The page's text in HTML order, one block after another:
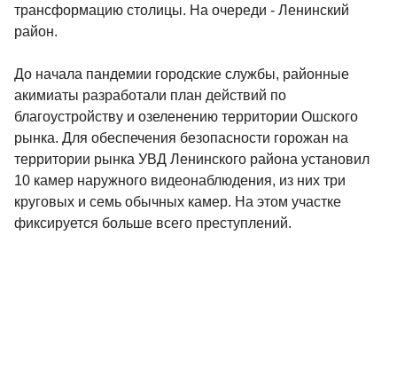
трансформацию столицы. На очереди - Ленинский
район.
До начала пандемии городские службы, районные
акимиаты разработали план действий по
благоустройству и озеленению территории Ошского
рынка. Для обеспечения безопасности горожан на
территории рынка УВД Ленинского района установил
10 камер наружного видеонаблюдения, из них три
круговых и семь обычных камер. На этом участке
фиксируется больше всего преступлений.